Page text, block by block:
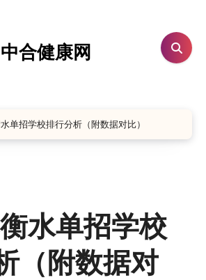
中合健康网
单招学校排行分析（附数据对比）
水单招学校
（附数据对